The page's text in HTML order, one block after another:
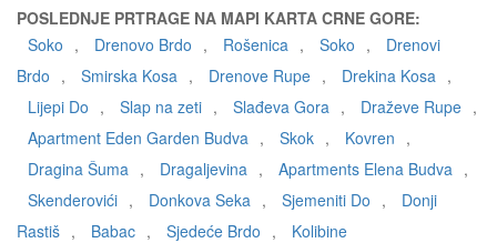
POSLEDNJE PRTRAGE NA MAPI KARTA CRNE GORE:
Soko , Drenovo Brdo , Rošenica , Soko ,
Drenovi
Brdo , Smirska Kosa , Drenove Rupe , Drekina Kosa ,
Lijepi Do , Slap na zeti , Slađeva Gora , Draževe Rupe ,
Apartment Eden Garden Budva , Skok , Kovren ,
Dragina Šuma , Dragaljevina , Apartments Elena Budva ,
Skenderovići , Donkova Seka , Sjemeniti Do ,
Donji
Rastiš , Babac , Sjedeće Brdo , Kolibine